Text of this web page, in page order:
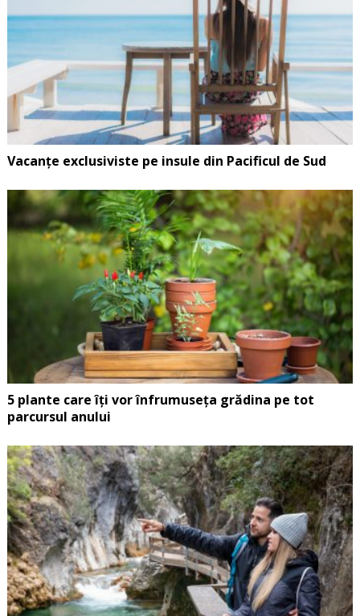
Vacanțe exclusiviste pe insule din Pacificul de Sud
5 plante care îți vor înfrumuseța grădina pe tot
parcursul anului